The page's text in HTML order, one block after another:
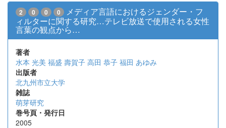
2 0 0 0
メディア言語におけるジェンダー・フ
ィルターに関する研究…テレビ放送で使用される女性
言葉の観点から…
著者
水本 光美 福盛 壽賀子 高田 恭子 福田 あゆみ
出版者
北九州市立大学
雑誌
萌芽研究
巻号頁・発行日
2005